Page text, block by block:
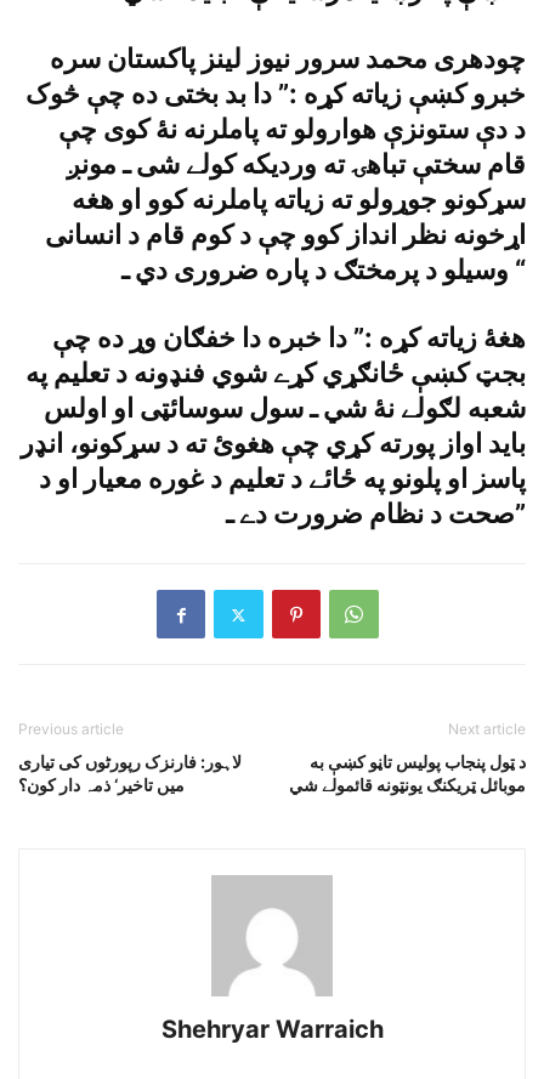
چودهرى محمد سرور نيوز لينز پاکستان سره
خبرو کښې زياته کړه :” دا بد بختى ده چې څوک
د دې ستونزې هوارولو ته پاملرنه نۀ کوى چې
قام سختې تباهۍ ته ورديکه کولے شى ـ مونږ
سړکونو جوړولو ته زياته پاملرنه کوو او هغه
اړخونه نظر انداز کوو چې د کوم قام د انسانى
وسيلو د پرمختګ د پاره ضرورى دي ـ “
هغۀ زياته کړه :” دا خبره دا خفګان وړ ده چې
بجټ کښې ځانګړي کړے شوي فنډونه د تعليم په
شعبه لګولے نۀ شي ـ سول سوسائټى او اولس
بايد اواز پورته کړي چې هغوئ ته د سړکونو، انډر
پاسز او پلونو په ځائے د تعليم د غوره معيار او د
صحت د نظام ضرورت دے ـ”
Previous article
لاہور: فارنزک رپورٹوں کی تیاری
میں تاخیر‘ ذمہ دار کون؟
Next article
د ټول پنجاب پوليس تاڼو کښې به
موبائل ټريکنګ يونټونه قائمولے شي
Shehryar Warraich